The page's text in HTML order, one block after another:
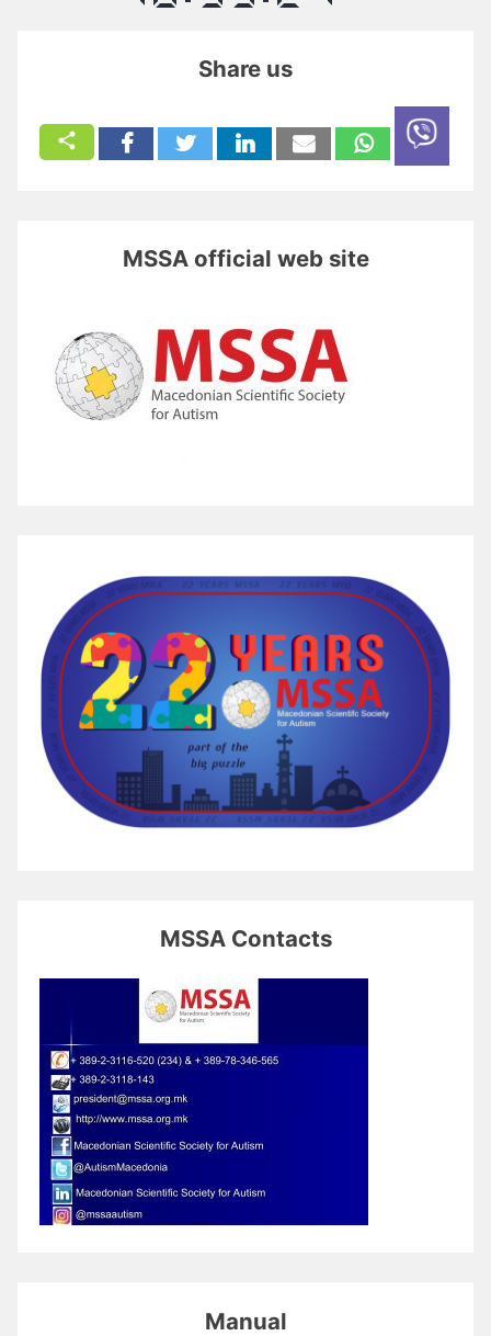
Share us
MSSA official web site
MSSA Contacts
Manual